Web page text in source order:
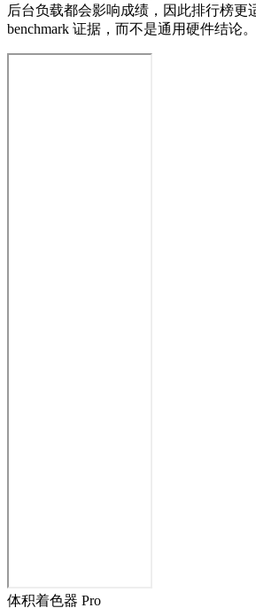
后台负载都会影响成绩，因此排行榜更
benchmark 证据，而不是通用硬件结论。
体积着色器 Pro